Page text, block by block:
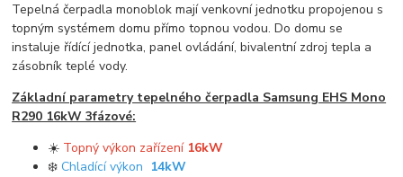
Tepelná čerpadla monoblok mají venkovní jednotku propojenou s
topným systémem domu přímo topnou vodou. Do domu se
instaluje řídící jednotka, panel ovládání, bivalentní zdroj tepla a
zásobník teplé vody.
Základní parametry tepelného čerpadla Samsung EHS Mono
R290 16kW 3fázové:
☀️ Topný výkon zařízení 16kW
❄️ Chladící výkon 14kW